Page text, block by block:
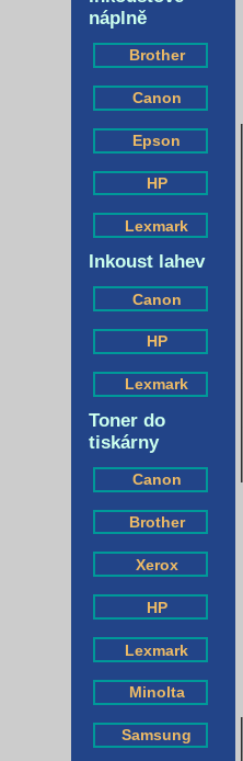
náplně
Brother
Canon
Epson
HP
Lexmark
Inkoust lahev
Canon
HP
Lexmark
Toner do
tiskárny
Canon
Brother
Xerox
HP
Lexmark
Minolta
Samsung